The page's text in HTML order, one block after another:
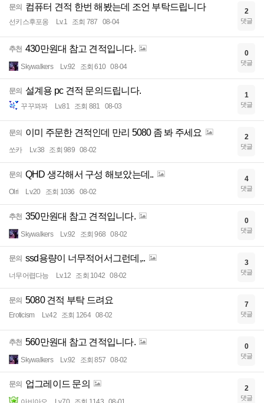
문의 컴퓨터 견적 한번 해봤는데 조언 부탁드립니다
선키스후포옹 Lv.1 조회 787 08-04
2
댓글
추천 430만원대 참고 견적입니다.
Skywalkers Lv.92 조회 610 08-04
0
댓글
문의 설계용 pc 견적 문의드립니다.
꾸꾸꽈꽈 Lv.81 조회 881 08-03
1
댓글
문의 이미 주문한 견적인데 만리 5080 좀 봐 주세요
쏘카 Lv.38 조회 989 08-02
2
댓글
문의 QHD 생각해서 구성 해보았는데..
Olri Lv.20 조회 1036 08-02
4
댓글
추천 350만원대 참고 견적입니다.
Skywalkers Lv.92 조회 968 08-02
0
댓글
문의 ssd용량이 너무적어서그런데,..
너무어렵다능 Lv.12 조회 1042 08-02
3
댓글
문의 5080 견적 부탁 드려요
Eroticism Lv.42 조회 1264 08-02
7
댓글
추천 560만원대 참고 견적입니다.
Skywalkers Lv.92 조회 857 08-02
0
댓글
문의 업그레이드 문의 2
댓글